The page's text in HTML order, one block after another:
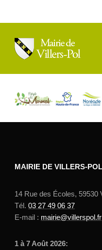
MAIRIE DE VILLERS-POL
14 Rue des Écoles, 59530
Tél. 03 27 49 06 37
E-mail : mairie@villerspol.fr
1 à 7 Août 2026: